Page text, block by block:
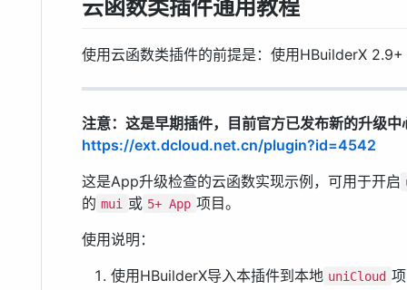
云函数类插件通用教程
使用云函数类插件的前提是：使用HBuilderX 2.9+
注意：这是早期插件，目前官方已发布新的升级
https://ext.dcloud.net.cn/plugin?id=4542
这是App升级检查的云函数实现示例，可用于开启
的 mui 或 5+ App 项目。
使用说明：
使用HBuilderX导入本插件到本地 uniCloud